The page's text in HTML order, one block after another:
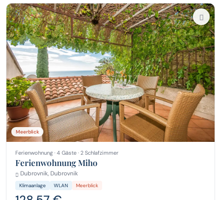
Meerblick
Ferienwohnung · 4 Gäste · 2 Schlafzimmer
Ferienwohnung Miho
Dubrovnik, Dubrovnik
Klimaanlage WLAN Meerblick